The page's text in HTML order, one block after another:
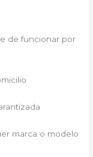
de funcionar por
marca o modelo